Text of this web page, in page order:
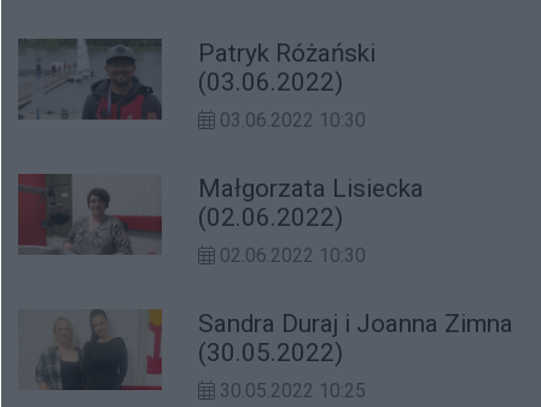
Patryk Różański
(03.06.2022)
03.06.2022 10:30
Małgorzata Lisiecka
(02.06.2022)
02.06.2022 10:30
Sandra Duraj i Joanna Zimna
(30.05.2022)
30.05.2022 10:25